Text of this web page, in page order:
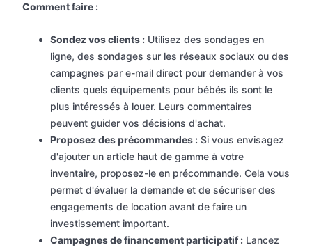
Comment faire :
Sondez vos clients : Utilisez des sondages en
ligne, des sondages sur les réseaux sociaux ou des
campagnes par e-mail direct pour demander à vos
clients quels équipements pour bébés ils sont le
plus intéressés à louer. Leurs commentaires
peuvent guider vos décisions d'achat.
Proposez des précommandes : Si vous envisagez
d'ajouter un article haut de gamme à votre
inventaire, proposez-le en précommande. Cela vous
permet d'évaluer la demande et de sécuriser des
engagements de location avant de faire un
investissement important.
Campagnes de financement participatif : Lancez